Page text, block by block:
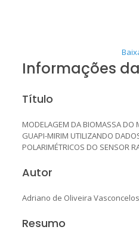
Informações
Título
MODELAGEM DA BIOMASSA DO
GUAPI-MIRIM UTILIZANDO
POLARIMÉTRICOS DO SENSOR
Autor
Adriano de Oliveira Vasconcelos
Resumo